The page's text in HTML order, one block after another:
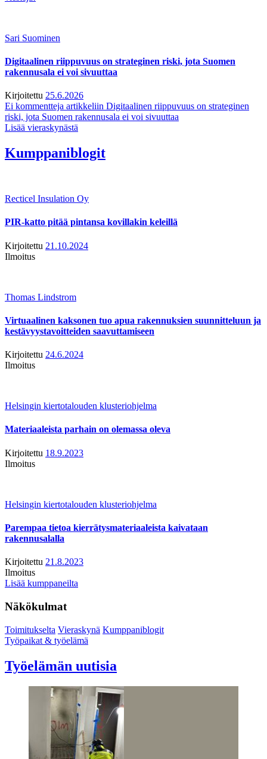
Sari Suominen
Digitaalinen riippuvuus on strateginen riski, jota Suomen
rakennusala ei voi sivuuttaa
Kirjoitettu 25.6.2026
Ei kommentteja artikkeliin Digitaalinen riippuvuus on strateginen
riski, jota Suomen rakennusala ei voi sivuuttaa
Lisää vieraskynästä
Kumppaniblogit
Recticel Insulation Oy
PIR-katto pitää pintansa kovillakin keleillä
Kirjoitettu 21.10.2024
Ilmoitus
Thomas Lindstrom
Virtuaalinen kaksonen tuo apua rakennuksien suunnitteluun ja
kestävyystavoitteiden saavuttamiseen
Kirjoitettu 24.6.2024
Ilmoitus
Helsingin kiertotalouden klusteriohjelma
Materiaaleista parhain on olemassa oleva
Kirjoitettu 18.9.2023
Ilmoitus
Helsingin kiertotalouden klusteriohjelma
Parempaa tietoa kierrätysmateriaaleista kaivataan
rakennusalalla
Kirjoitettu 21.8.2023
Ilmoitus
Lisää kumppaneilta
Näkökulmat
Toimitukselta Vieraskynä Kumppaniblogit
Työpaikat & työelämä
Työelämän uutisia